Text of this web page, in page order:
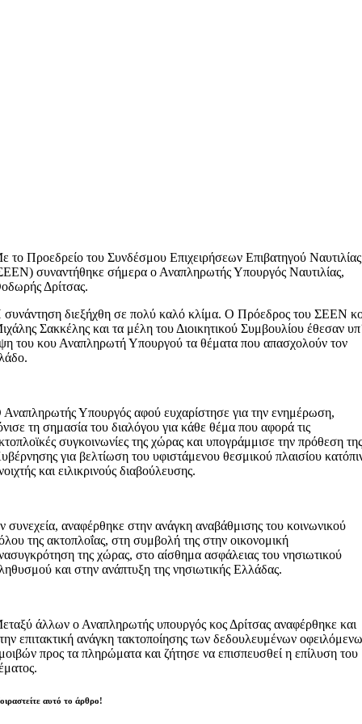
το Προεδρείο του Συνδέσμου Επιχειρήσεων Επιβατηγού Ναυτιλίας
συναντήθηκε σήμερα ο Αναπληρωτής Υπουργός Ναυτιλίας,
Δρίτσας.
διεξήχθη σε πολύ καλό κλίμα. Ο Πρόεδρος του ΣΕΕΝ
Σακκέλης και τα μέλη του Διοικητικού Συμβουλίου έθεσαν
του κου Αναπληρωτή Υπουργού τα θέματα που απασχολούν τον
Υπουργός αφού ευχαρίστησε για την ενημέρωση,
τη σημασία του διαλόγου για κάθε θέμα που αφορά τις
συγκοινωνίες της χώρας και υπογράμμισε την πρόθεση
για βελτίωση του υφιστάμενου θεσμικού πλαισίου
και ειλικρινούς διαβούλευσης.
συνεχεία, αναφέρθηκε στην ανάγκη αναβάθμισης του κοινωνικού
της ακτοπλοΐας, στη συμβολή της στην οικονομική
της χώρας, στο αίσθημα ασφάλειας του νησιωτικού
και στην ανάπτυξη της νησιωτικής Ελλάδας.
άλλων ο Αναπληρωτής υπουργός κος Δρίτσας αναφέρθηκε και
επιτακτική ανάγκη τακτοποίησης των δεδουλευμένων
προς τα πληρώματα και ζήτησε να επισπευσθεί η επίλυση του
αυτό το άρθρο!